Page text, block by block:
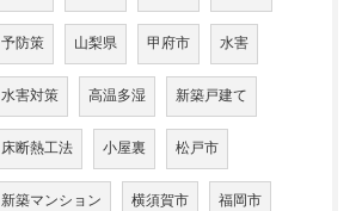
予防策 山梨県 甲府市 水害
水害対策 高温多湿 新築戸建て
床断熱工法 小屋裏 松戸市
新築マンション 横須賀市 福岡市